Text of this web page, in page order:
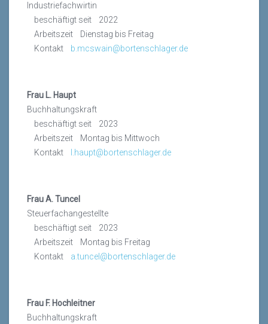
Industriefachwirtin
beschäftigt seit 2022
Arbeitszeit Dienstag bis Freitag
Kontakt b.mcswain@bortenschlager.de
Frau L. Haupt
Buchhaltungskraft
beschäftigt seit 2023
Arbeitszeit Montag bis Mittwoch
Kontakt
l.haupt@bortenschlager.de
Frau A. Tuncel
Steuerfachangestellte
beschäftigt seit 2023
Arbeitszeit Montag bis Freitag
Kontakt a.tuncel@bortenschlager.de
Frau F. Hochleitner
Buchhaltungskraft